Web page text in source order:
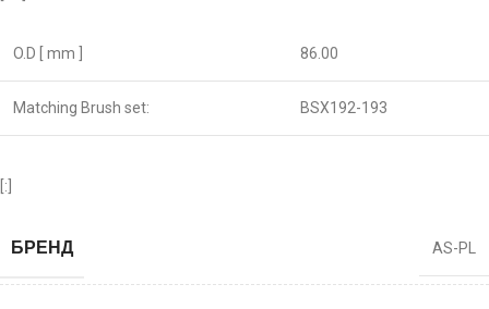
O.D [ mm ] 86.00
Matching Brush set: BSX192-193
[:]
БРЕНД AS-PL